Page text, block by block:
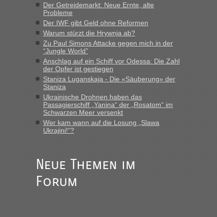
inBerichte und Reisetipps • Re: Mit dem Zug in
die Ukraine
„Man sollte aber explizit dazu schreiben, daß es ein Zug von
LeoExpress ist - und nur auf deren Webseite kann man die
Fahrkarten kaufen. Zumindest ist es die erste Umsteigefreie
Verbindung von Deutschland...“
Recht, Visa und Dokumente • Re: Deklaration
gebrauchter Kleidung beim Zoll
„Vielen Dank, mit einem Briefchen meiner Frau im Gepäck
gab es keine Probleme“
fast 11 Milliarden aufgedeckt
„Am besten wäre natürlich, wenn die Frau mit dabei ist.
Alleinreisende Männer stehen schließlich immer unter
Der Getreidemarkt: Neue Ernte, alte
Probleme
Der IWF gibt Geld ohne Reformen
Warum stürzt die Hrywnja ab?
Zu Paul Simons Attacke gegen mich in der
“Jungle World”
Anschlag auf ein Schiff vor Odessa: Die Zahl
der Opfer ist gestiegen
Staniza Luganskaja - Die «Säuberung» der
Staniza
Ukrainische Drohnen haben das
Passagierschiff „Yanina“ der „Rosatom“ im
Schwarzen Meer versenkt
Wer kam wann auf die Losung „Slawa
Ukrajini!“?
Neue Themen im
Forum